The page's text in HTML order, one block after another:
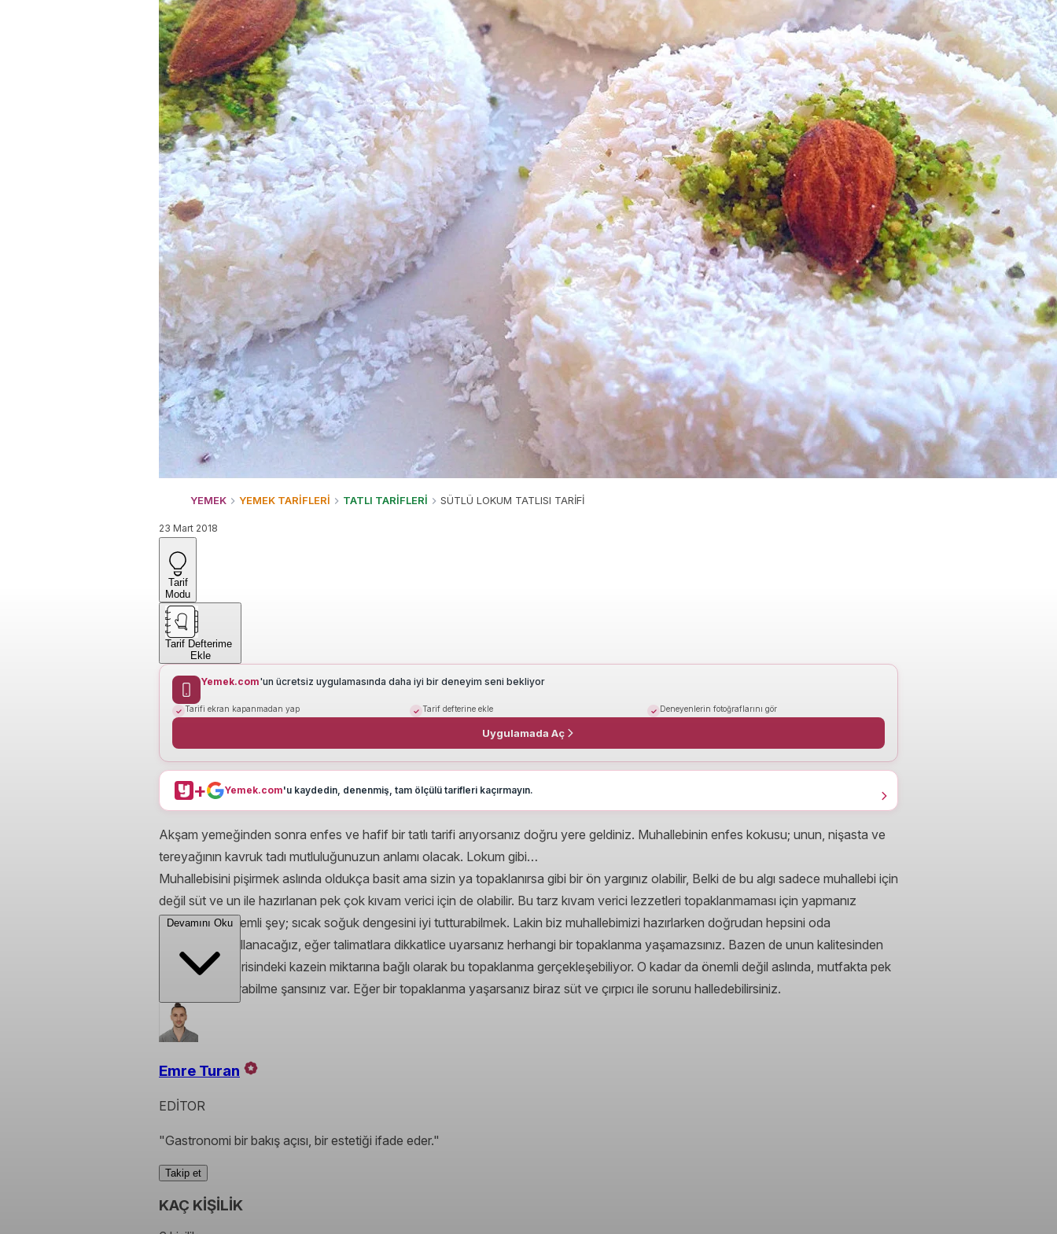
YEMEK YEMEK TARİFLERİ TATLI TARİFLERİ SÜTLÜ LOKUM TATLISI TARİFİ
23 Mart 2018
Tarif
Modu
Tarif Defterime
Ekle
Yemek.com'un ücretsiz uygulamasında daha iyi bir deneyim seni bekliyor
Tarifi ekran kapanmadan yap Tarif defterine ekle Deneyenlerin fotoğraflarını gör
Uygulamada Aç
+ Yemek.com'u kaydedin, denenmiş, tam ölçülü tarifleri kaçırmayın.
Akşam yemeğinden sonra enfes ve hafif bir tatlı tarifi arıyorsanız doğru yere geldiniz. Muhallebinin enfes kokusu; unun, nişasta ve
tereyağının kavruk tadı mutluluğunuzun anlamı olacak. Lokum gibi…
Muhallebisini pişirmek aslında oldukça basit ama sizin ya topaklanırsa gibi bir ön yargınız olabilir, Belki de bu algı sadece muhallebi için
değil süt ve un ile hazırlanan pek çok kıvam verici için de olabilir. Bu tarz kıvam verici lezzetleri topaklanmaması için yapmanız
gereken en önemli şey; sıcak soğuk dengesini iyi tutturabilmek. Lakin biz muhallebimizi hazırlarken doğrudan hepsini oda
sıcaklığında kullanacağız, eğer talimatlara dikkatlice uyarsanız herhangi bir topaklanma yaşamazsınız. Bazen de unun kalitesinden
veya sütün içerisindeki kazein miktarına bağlı olarak bu topaklanma gerçekleşebiliyor. O kadar da önemli değil aslında, mutfakta pek
çok şeyi kurtarabilme şansınız var. Eğer bir topaklanma yaşarsanız biraz süt ve çırpıcı ile sorunu halledebilirsiniz.
Devamını Oku
Emre Turan
EDİTOR
"Gastronomi bir bakış açısı, bir estetiği ifade eder."
Takip et
KAÇ KİŞİLİK